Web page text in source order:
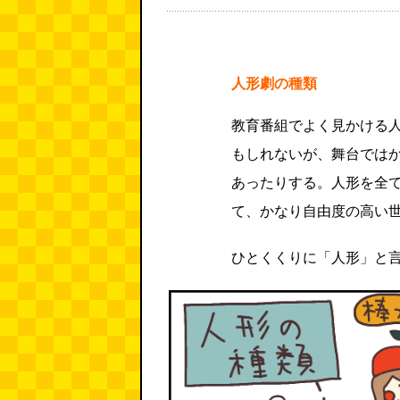
人形劇の種類
教育番組でよく見かける
もしれないが、舞台では
あったりする。人形を全
て、かなり自由度の高い
ひとくくりに「人形」と